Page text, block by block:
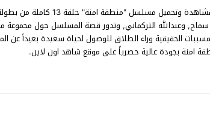
مسلسل منطقة امنة الحلقة 13 مشاهدة
وعبدالله التركماني, وتدور قصة المسلسل حول مجموعة
الحقيقية وراء الطلاق للوصول لحياة سعيدة بعيدأ عن